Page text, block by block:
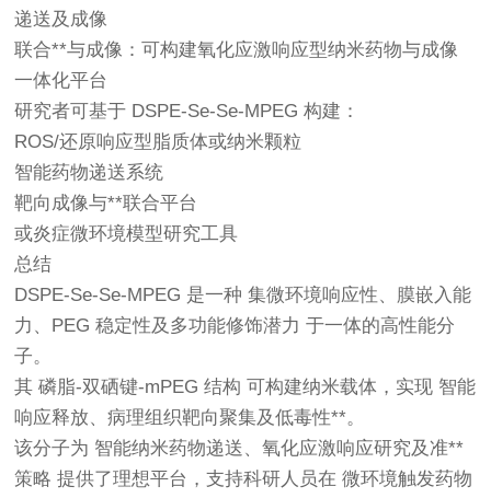
递送及成像
联合**与成像：可构建氧化应激响应型纳米药物与成像
一体化平台
研究者可基于 DSPE-Se-Se-MPEG 构建：
ROS/还原响应型脂质体或纳米颗粒
智能药物递送系统
靶向成像与**联合平台
或炎症微环境模型研究工具
总结
DSPE-Se-Se-MPEG 是一种 集微环境响应性、膜嵌入能
力、PEG 稳定性及多功能修饰潜力 于一体的高性能分
子。
其 磷脂-双硒键-mPEG 结构 可构建纳米载体，实现 智能
响应释放、病理组织靶向聚集及低毒性**。
该分子为 智能纳米药物递送、氧化应激响应研究及准**
策略 提供了理想平台，支持科研人员在 微环境触发药物